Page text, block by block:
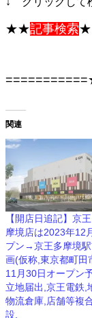
★★記事検索
関連
【開店日追記】京
摩境店は2023年12
プン→京王多摩境
画(仮称,東京都町田
11月30日オープン
立地届出,京王電鉄,
物流倉庫,店舗等複
設,